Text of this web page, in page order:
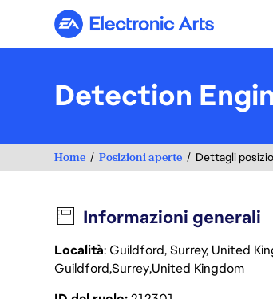
Electronic Arts
Detection
Home Posizioni aperte Dettagli
Informazioni generali
Località: Guildford, Surrey, United
GuildfordSurreyUnited Kingdom